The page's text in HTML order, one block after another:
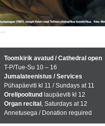
Toomkirik avatud / Cathedral open
T-P/Tue-Su 10 – 16
Jumalateenistus / Services
Pühapäeviti kl 11 / Sundays at 11
Orelipooltund laupäeviti kl 12
Organ recital , Saturdays at 12
Annetusega / Donation required